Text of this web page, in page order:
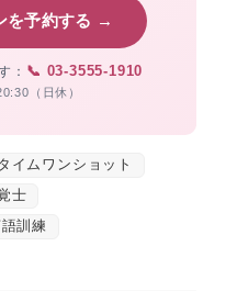
を予約する →
： 📞 03-3555-1910
（日休）
イムワンショット
士
訓練